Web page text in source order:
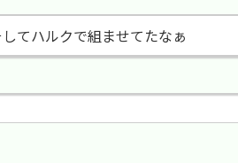
てハルクで組ませてたなぁ